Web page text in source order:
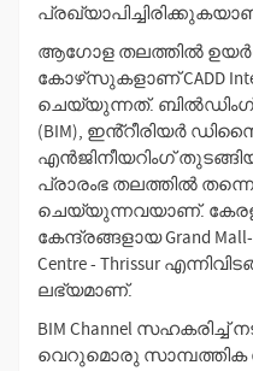
ആഗോള തലത്തിൽ
കോഴ്‌സുകളാണ് CADD
ചെയ്യുന്നത്.
(BIM), ഇൻ്റീരിയർ
എൻജിനീയറിംഗ്
പ്രാരംഭ തലത്തിൽ
ചെയ്യുന്നവയാണ്.
കേന്ദ്രങ്ങളായ Grand Mall-
Centre - Thrissur
ലഭ്യമാണ്.
BIM Channel സഹകരിച്ച്
വെറുമൊരു സാമ്പത്തിക